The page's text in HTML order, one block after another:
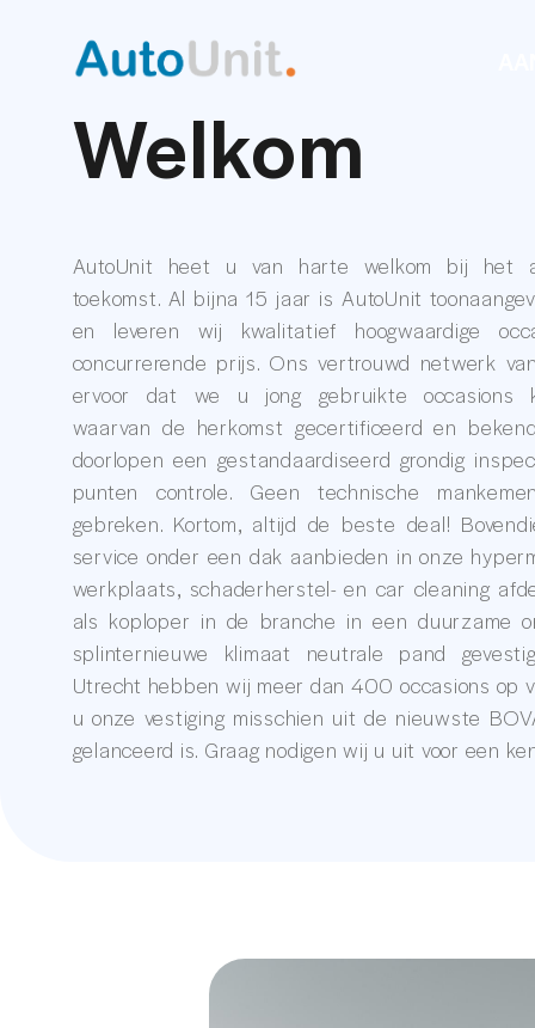
Welkom
AutoUnit heet u van harte welkom bij het
toekomst. Al bijna 15 jaar is AutoUnit
en leveren wij kwalitatief hoogwaardige
concurrerende prijs. Ons vertrouwd netwerk
ervoor dat we u jong gebruikte occasions
waarvan de herkomst gecertificeerd en
doorlopen een gestandaardiseerd grondig
punten controle. Geen technische
gebreken. Kortom, altijd de beste deal!
service onder een dak aanbieden in onze
werkplaats, schaderherstel- en car cleaning
als koploper in de branche in een duurzame
splinternieuwe klimaat neutrale pand
Utrecht hebben wij meer dan 400 occasions op
u onze vestiging misschien uit de nieuwste
gelanceerd is. Graag nodigen wij u uit voor een